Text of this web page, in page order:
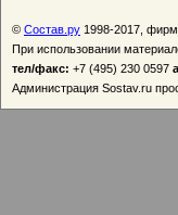
© Состав.ру 1998-2017,
При использовании
тел/факс: +7 (495) 230 0597
Администрация Sostav.ru